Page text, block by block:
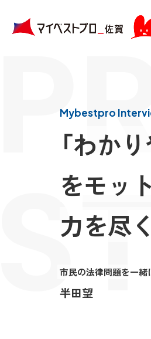
Mybestpro
「わか
をモッ
力を尽
市民の法律問題を一緒
半田望